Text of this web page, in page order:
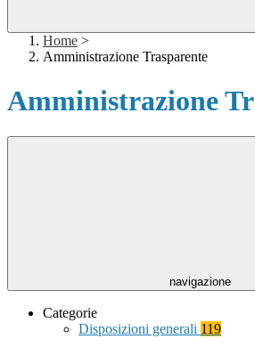
Home >
Amministrazione Trasparente
Amministrazione
navigazione
Categorie
Disposizioni generali 119